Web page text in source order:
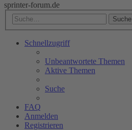
sprinter-forum.de
Suche
Schnellzugriff
Unbeantwortete Themen
Aktive Themen
Suche
FAQ
Anmelden
Registrieren